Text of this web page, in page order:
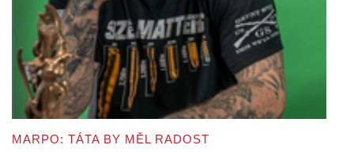
MARPO: TÁTA BY MĚL RADOST